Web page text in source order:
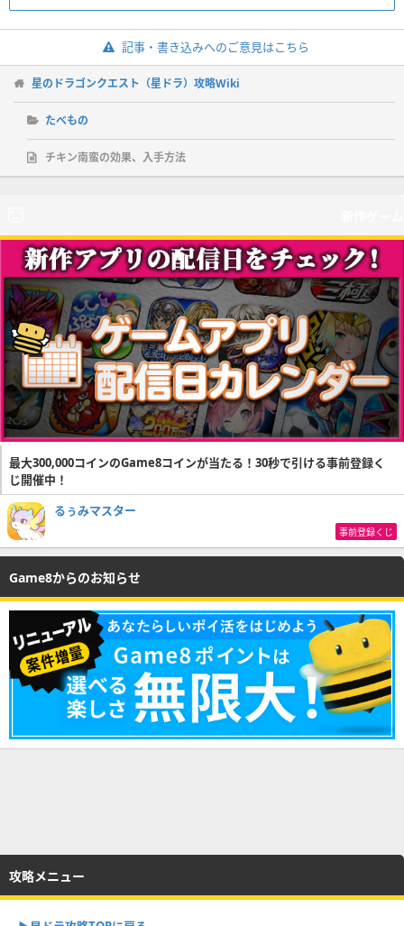
記事・書き込みへのご意見はこちら
星のドラゴンクエスト（星ドラ）攻略Wiki
たべもの
チキン南蛮の効果、入手方法
最大300,000コインのGame8コインが当たる！30秒で引ける事前登録く
じ開催中！
るぅみマスター
事前登録くじ
Game8からのお知らせ
攻略メニュー